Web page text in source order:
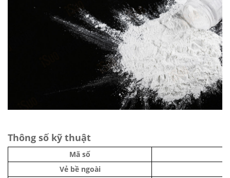
Thông số kỹ thuật
Mã số
Vẻ bề ngoài